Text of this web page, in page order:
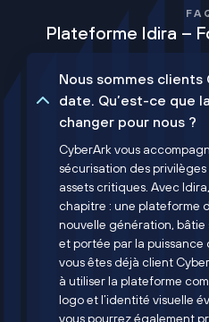
Plateforme Idira –
Nous sommes clients
date. Qu’est-ce que
changer pour nous ?
CyberArk vous
sécurisation des
assets critiques. Avec
chapitre : une plateforme
nouvelle génération, bâtie
et portée par la puissance
vous êtes déjà client
à utiliser la plateforme
logo et l’identité visuelle
vous pourrez également